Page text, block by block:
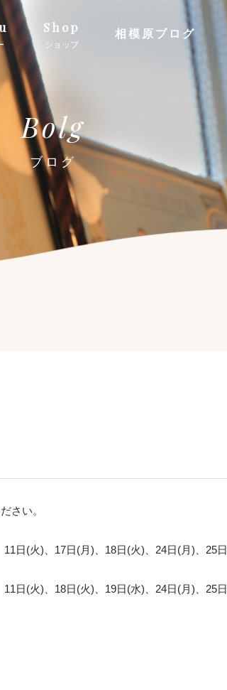
Shop
ショップ
相模原ブログ
Bolg
ブログ
さい。
日(火)、17日(月)、18日(火)、24日(月)、25
日(火)、18日(火)、19日(水)、24日(月)、25